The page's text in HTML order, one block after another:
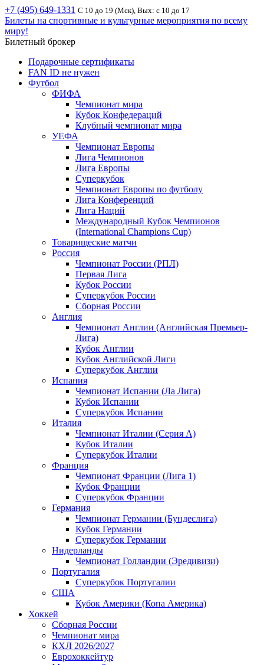
+7 (495) 649-1331 С 10 до 19 (Мск), Вых: с 10 до 17
Билеты на спортивные и культурные мероприятия по всему
миру!
Билетный брокер
Подарочные сертификаты
FAN ID не нужен
Футбол
ФИФА
Чемпионат мира
Кубок Конфедераций
Клубный чемпионат мира
УЕФА
Чемпионат Европы
Лига Чемпионов
Лига Европы
Суперкубок
Чемпионат Европы по футболу
Лига Конференций
Лига Наций
Международный Кубок Чемпионов
(International Champions Cup)
Товарищеские матчи
Россия
Чемпионат России (РПЛ)
Первая Лига
Кубок России
Суперкубок России
Сборная России
Англия
Чемпионат Англии (Английская Премьер-
Лига)
Кубок Англии
Кубок Английской Лиги
Суперкубок Англии
Испания
Чемпионат Испании (Ла Лига)
Кубок Испании
Суперкубок Испании
Италия
Чемпионат Италии (Серия А)
Кубок Италии
Суперкубок Италии
Франция
Чемпионат Франции (Лига 1)
Кубок Франции
Суперкубок Франции
Германия
Чемпионат Германии (Бундеслига)
Кубок Германии
Суперкубок Германии
Нидерланды
Чемпионат Голландии (Эредивизи)
Португалия
Суперкубок Португалии
США
Кубок Америки (Копа Америка)
Хоккей
Сборная России
Чемпионат мира
КХЛ 2026/2027
Еврохоккейтур